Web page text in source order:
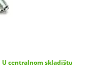
U centralnom skladištu